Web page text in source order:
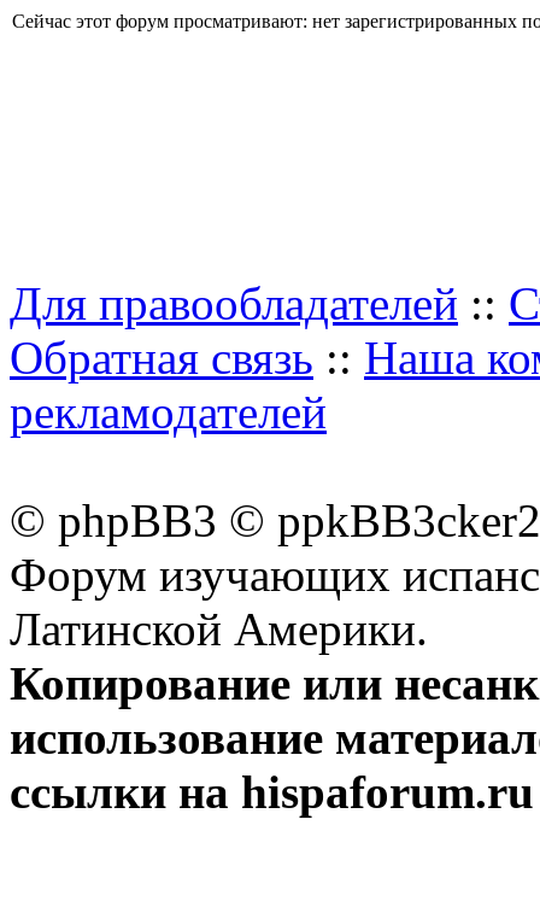
Сейчас этот форум просматривают: нет зарегистрированных
Для правообладателей ::
Обратная связь :: Наша
рекламодателей
© phpBB3 ©
Форум изучающих
Латинской Америки.
Копирование или
использование
ссылки на hispaforum.ru